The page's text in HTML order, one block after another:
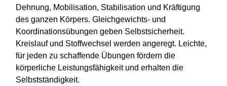
Dehnung, Mobilisation, Stabilisation und Kräftigung
des ganzen Körpers. Gleichgewichts- und
Koordinationsübungen geben Selbstsicherheit.
Kreislauf und Stoffwechsel werden angeregt. Leichte,
für jeden zu schaffende Übungen fördern die
körperliche Leistungsfähigkeit und erhalten die
Selbstständigkeit.